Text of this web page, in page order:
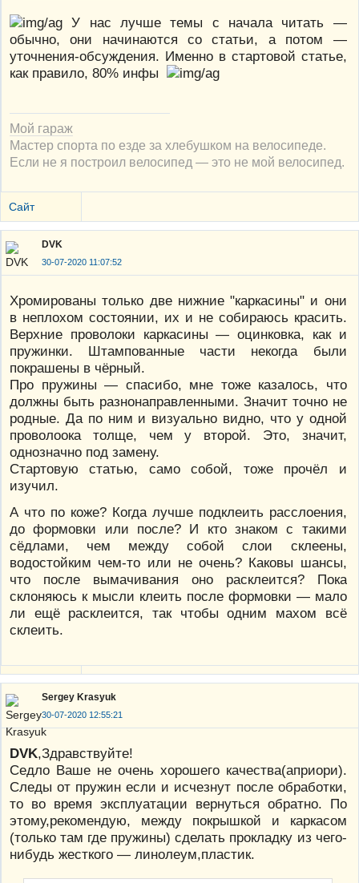
У нас лучше темы с начала читать —
обычно, они начинаются со статьи, а потом —
уточнения-обсуждения. Именно в стартовой статье,
как правило, 80% инфы
Мой гараж
Мастер спорта по езде за хлебушком на велосипеде.
Если не я построил велосипед — это не мой велосипед.
Сайт
DVK
30-07-2020 11:07:52
Хромированы только две нижние "каркасины" и они
в неплохом состоянии, их и не собираюсь красить.
Верхние проволоки каркасины — оцинковка, как и
пружинки. Штампованные части некогда были
покрашены в чёрный.
Про пружины — спасибо, мне тоже казалось, что
должны быть разнонаправленными. Значит точно не
родные. Да по ним и визуально видно, что у одной
проволоока толще, чем у второй. Это, значит,
однозначно под замену.
Стартовую статью, само собой, тоже прочёл и
изучил.
А что по коже? Когда лучше подклеить расслоения,
до формовки или после? И кто знаком с такими
сёдлами, чем между собой слои склеены,
водостойким чем-то или не очень? Каковы шансы,
что после вымачивания оно расклеится? Пока
склоняюсь к мысли клеить после формовки — мало
ли ещё расклеится, так чтобы одним махом всё
склеить.
Sergey Krasyuk
30-07-2020 12:55:21
DVK,Здравствуйте!
Седло Ваше не очень хорошего качества(априори).
Следы от пружин если и исчезнут после обработки,
то во время эксплуатации вернуться обратно. По
этому,рекомендую, между покрышкой и каркасом
(только там где пружины) сделать прокладку из чего-
нибудь жесткого — линолеум,пластик.